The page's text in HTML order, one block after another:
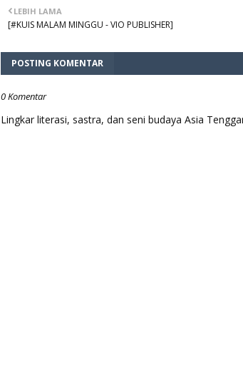
LEBIH LAMA
[‪#‎KUIS‬ MALAM MINGGU - VIO PUBLISHER]
POSTING KOMENTAR
0 Komentar
Lingkar literasi, sastra, dan seni budaya Asia